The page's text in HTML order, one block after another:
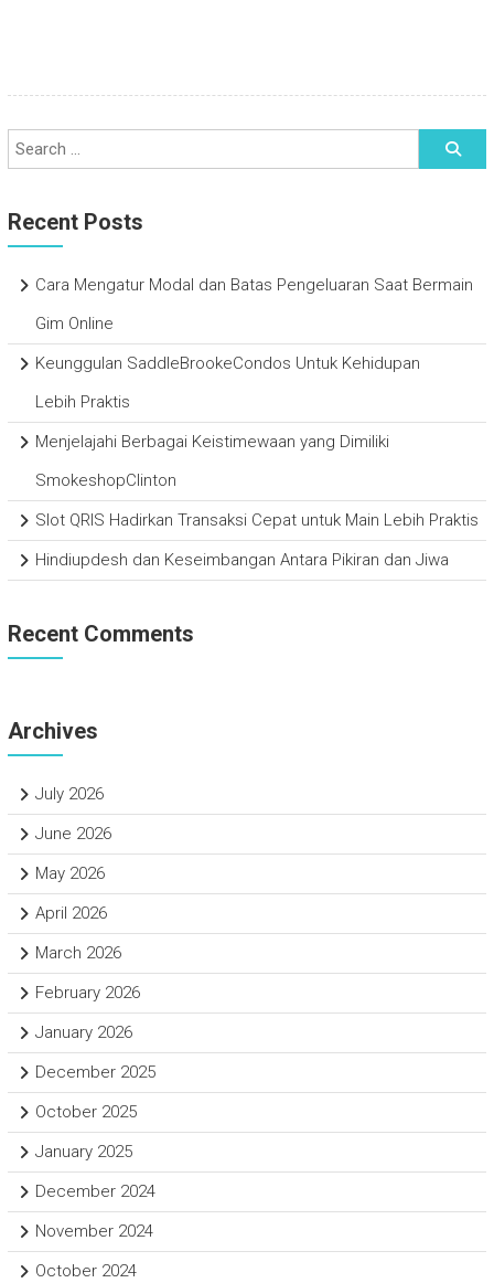
Recent Posts
Cara Mengatur Modal dan Batas Pengeluaran Saat Bermain
Gim Online
Keunggulan SaddleBrookeCondos Untuk Kehidupan
Lebih Praktis
Menjelajahi Berbagai Keistimewaan yang Dimiliki
SmokeshopClinton
Slot QRIS Hadirkan Transaksi Cepat untuk Main Lebih Praktis
Hindiupdesh dan Keseimbangan Antara Pikiran dan Jiwa
Recent Comments
Archives
July 2026
June 2026
May 2026
April 2026
March 2026
February 2026
January 2026
December 2025
October 2025
January 2025
December 2024
November 2024
October 2024